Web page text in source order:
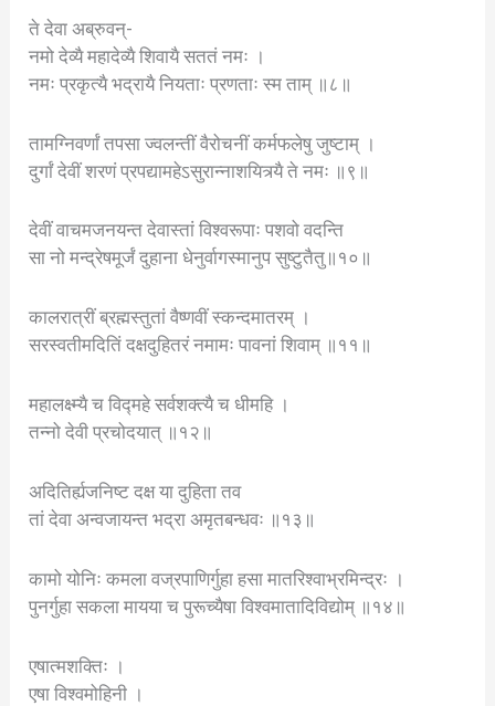
ते देवा अब्रुवन्-
नमो देव्यै महादेव्यै शिवायै सततं नमः ।
नमः प्रकृत्यै भद्रायै नियताः प्रणताः स्म ताम् ॥८॥
तामग्निवर्णां तपसा ज्वलन्तीं वैरोचनीं कर्मफलेषु जुष्टाम् ।
दुर्गां देवीं शरणं प्रपद्यामहेऽसुरान्नाशयित्र्यै ते नमः ॥९॥
देवीं वाचमजनयन्त देवास्तां विश्वरूपाः पशवो वदन्ति
सा नो मन्द्रेषमूर्जं दुहाना धेनुर्वागस्मानुप सुष्टुतैतु॥१०॥
कालरात्रीं ब्रह्मस्तुतां वैष्णवीं स्कन्दमातरम् ।
सरस्वतीमदितिं दक्षदुहितरं नमामः पावनां शिवाम् ॥११॥
महालक्ष्म्यै च विद्महे सर्वशक्त्यै च धीमहि ।
तन्नो देवी प्रचोदयात् ॥१२॥
अदितिर्ह्यजनिष्ट दक्ष या दुहिता तव
तां देवा अन्वजायन्त भद्रा अमृतबन्धवः ॥१३॥
कामो योनिः कमला वज्रपाणिर्गुहा हसा मातरिश्वाभ्रमिन्द्रः ।
पुनर्गुहा सकला मायया च पुरूच्यैषा विश्वमातादिविद्योम् ॥१४॥
एषात्मशक्तिः ।
एषा विश्वमोहिनी ।